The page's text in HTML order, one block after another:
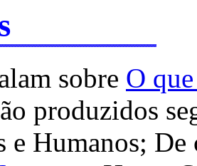
sobre O
produzidos
e Humanos;